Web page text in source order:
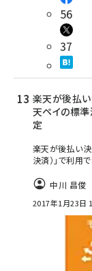
56
37
楽天が後払
天ペイの標
定
楽天が後払い決
決済）」で利用
中川 昌俊
2017年1月23日